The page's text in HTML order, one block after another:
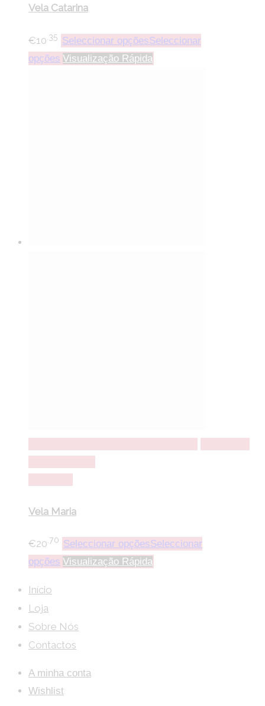
Vela Catarina
€10.35 Seleccionar opçõesSeleccionar
opções Visualização Rápida
Vela Maria
€20.70 Seleccionar opçõesSeleccionar
opções Visualização Rápida
Início
Loja
Sobre Nós
Contactos
A minha conta
Wishlist